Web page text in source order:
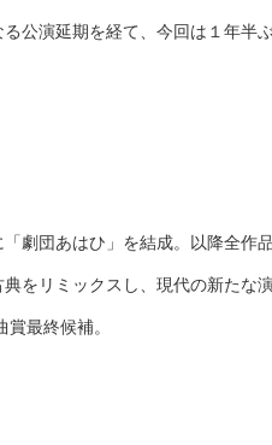
公演延期を経て、今回は１年半
劇団あはひ」を結成。以降全作
をリミックスし、現代の新たな
最終候補。